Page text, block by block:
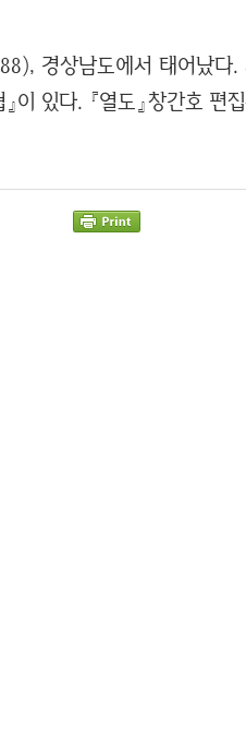
경상남도에서 태어났다.
이 있다. 『열도』창간호 편